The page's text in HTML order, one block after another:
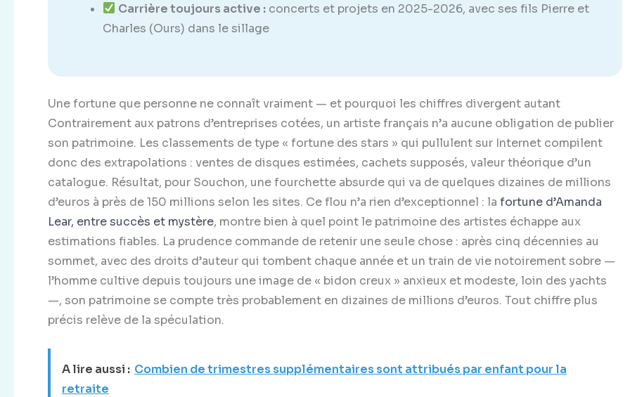
Carrière toujours active : concerts et projets en 2025-2026, avec ses fils Pierre et
Charles (Ours) dans le sillage
Une fortune que personne ne connaît vraiment — et pourquoi les chiffres divergent autant
Contrairement aux patrons d’entreprises cotées, un artiste français n’a aucune obligation de publier
son patrimoine. Les classements de type « fortune des stars » qui pullulent sur Internet compilent
donc des extrapolations : ventes de disques estimées, cachets supposés, valeur théorique d’un
catalogue. Résultat, pour Souchon, une fourchette absurde qui va de quelques dizaines de millions
d’euros à près de 150 millions selon les sites. Ce flou n’a rien d’exceptionnel : la fortune d’Amanda
Lear, entre succès et mystère, montre bien à quel point le patrimoine des artistes échappe aux
estimations fiables. La prudence commande de retenir une seule chose : après cinq décennies au
sommet, avec des droits d’auteur qui tombent chaque année et un train de vie notoirement sobre —
l’homme cultive depuis toujours une image de « bidon creux » anxieux et modeste, loin des yachts
—, son patrimoine se compte très probablement en dizaines de millions d’euros. Tout chiffre plus
précis relève de la spéculation.
A lire aussi : Combien de trimestres supplémentaires sont attribués par enfant pour la
retraite